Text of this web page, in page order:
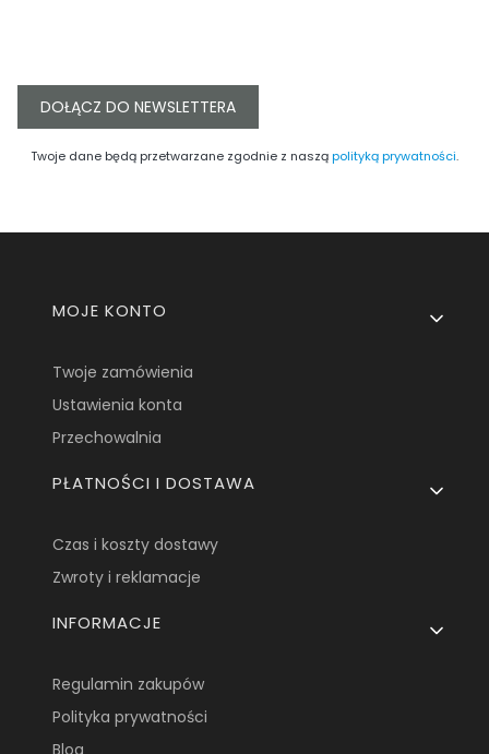
DOŁĄCZ DO NEWSLETTERA
Twoje dane będą przetwarzane zgodnie z nasząpolityką prywatności.
Linki w stopce
MOJE KONTO
Twoje zamówienia
Ustawienia konta
Przechowalnia
PŁATNOŚCI I DOSTAWA
Czas i koszty dostawy
Zwroty i reklamacje
INFORMACJE
Regulamin zakupów
Polityka prywatności